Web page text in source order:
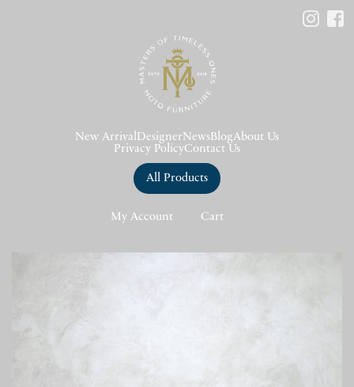
New Arrival DesignerNews BlogAbout Us
Privacy PolicyContact Us
All Products
My Account Cart